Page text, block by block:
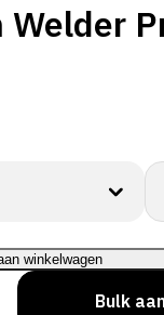
Welder
PSP
winkelwagen
Bulk